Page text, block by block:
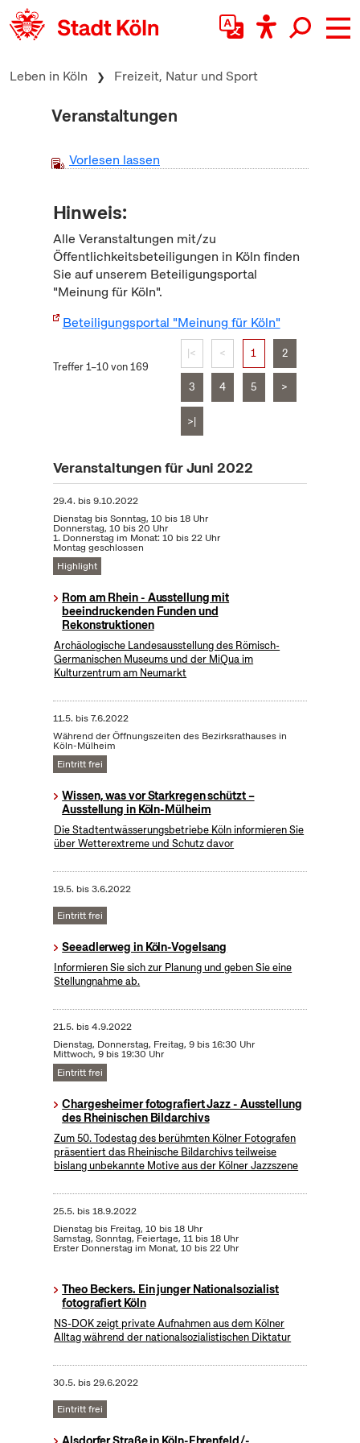
zum Inhalt springen
Leben in Köln Freizeit, Natur und Sport
Veranstaltungen
Vorlesen lassen
Hinweis:
Alle Veranstaltungen mit/zu
Öffentlichkeitsbeteiligungen in Köln finden
Sie auf unserem Beteiligungsportal
"Meinung für Köln".
Beteiligungsportal "Meinung für Köln"
Treffer 1–10 von 169
|< < 1 2
3 4 5 >
>|
Veranstaltungen für Juni 2022
29.4. bis9.10.2022
Dienstag bis Sonntag, 10 bis 18 Uhr
Donnerstag, 10 bis 20 Uhr
1. Donnerstag im Monat: 10 bis 22 Uhr
Montag geschlossen
Highlight
Rom am Rhein - Ausstellung mit
beeindruckenden Funden und
Rekonstruktionen
Archäologische Landesausstellung des Römisch-
Germanischen Museums und der MiQua im
Kulturzentrum am Neumarkt
11.5. bis7.6.2022
Während der Öffnungszeiten des Bezirksrathauses in
Köln-Mülheim
Eintritt frei
Wissen, was vor Starkregen schützt –
Ausstellung in Köln-Mülheim
Die Stadtentwässerungsbetriebe Köln informieren Sie
über Wetterextreme und Schutz davor
19.5. bis3.6.2022
Eintritt frei
Seeadlerweg in Köln-Vogelsang
Informieren Sie sich zur Planung und geben Sie eine
Stellungnahme ab.
21.5. bis4.9.2022
Dienstag, Donnerstag, Freitag, 9 bis 16:30 Uhr
Mittwoch, 9 bis 19:30 Uhr
Eintritt frei
Chargesheimer fotografiert Jazz - Ausstellung
des Rheinischen Bildarchivs
Zum 50. Todestag des berühmten Kölner Fotografen
präsentiert das Rheinische Bildarchivs teilweise
bislang unbekannte Motive aus der Kölner Jazzszene
25.5. bis18.9.2022
Dienstag bis Freitag, 10 bis 18 Uhr
Samstag, Sonntag, Feiertage, 11 bis 18 Uhr
Erster Donnerstag im Monat, 10 bis 22 Uhr
Theo Beckers. Ein junger Nationalsozialist
fotografiert Köln
NS-DOK zeigt private Aufnahmen aus dem Kölner
Alltag während der nationalsozialistischen Diktatur
30.5. bis29.6.2022
Eintritt frei